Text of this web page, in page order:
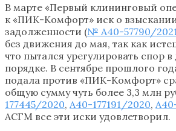
В марте «Первый клининговый
к «ПИК-Комфорт» иск о
задолженности (№ А40-57790/2021
без движения до мая, так как
что пытался урегулировать спор
порядке. В сентябре прошлого
подала против «ПИК-Комфорт»
общую сумму чуть более 3,3 млн
177445/2020, А40-177191/2020,
АСГМ все эти иски удовлетворил.